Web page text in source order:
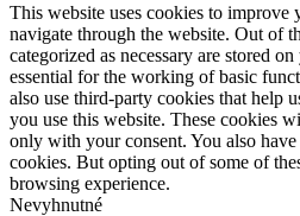
This website uses cookies to improve
navigate through the website. Out of
categorized as necessary are stored
essential for the working of basic
also use third-party cookies that help
you use this website. These cookies
only with your consent. You also
cookies. But opting out of some of
browsing experience.
Nevyhnutné